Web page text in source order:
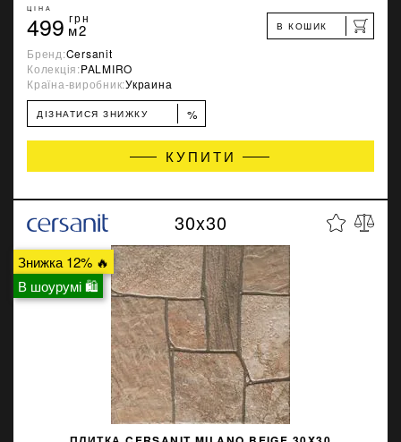
ЦІНА
499 грн
м2 В КОШИК
Бренд:Cersanit
Колекція:PALMIRO
Країна-виробник:Украина
ДІЗНАТИСЯ ЗНИЖКУ %
КУПИТИ
Знижка 12% 🔥
В шоурумі 🛍
30x30